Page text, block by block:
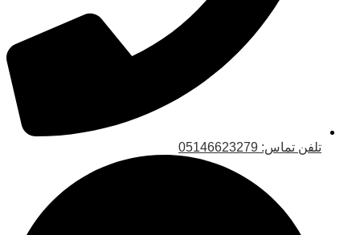
تلفن تماس: 05146623279